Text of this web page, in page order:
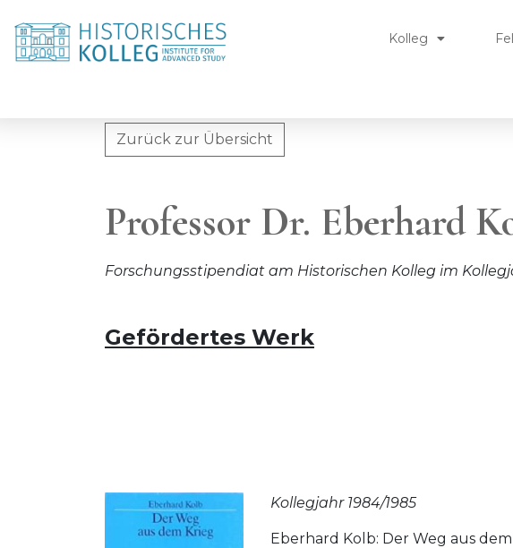
Kolleg
Zurück zur Übersicht
Professor Dr. Eberhard
Professor Dr. Eberhard
Forschungsstipendiat am Historischen Kolleg im
Gefördertes Werk
Kollegjahr 1984/1985
Eberhard Kolb: Der Weg aus